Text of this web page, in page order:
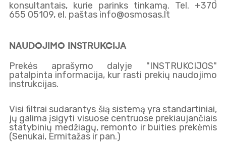
konsultantais, kurie parinks tinkamą. Tel. +370
655 05109, el. paštas info@osmosas.lt
NAUDOJIMO INSTRUKCIJA
Prekės aprašymo dalyje "INSTRUKCIJOS"
patalpinta informacija, kur rasti prekių naudojimo
instrukcijas.
Visi filtrai sudarantys šią sistemą yra standartiniai,
jų galima įsigyti visuose centruose prekiaujančiais
statybinių medžiagų, remonto ir buities prekėmis
(Senukai, Ermitažas ir pan.)